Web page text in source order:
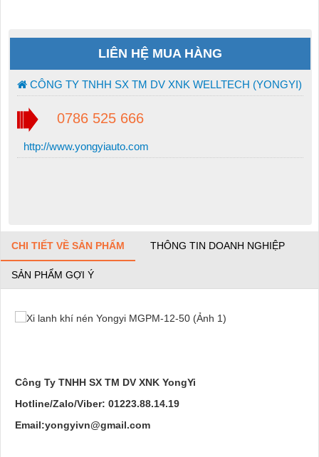
LIÊN HỆ MUA HÀNG
CÔNG TY TNHH SX TM DV XNK WELLTECH (YONGYI)
0786 525 666
http://www.yongyiauto.com
CHI TIẾT VỀ SẢN PHẨM THÔNG TIN DOANH NGHIỆP
SẢN PHẨM GỢI Ý
Công Ty TNHH SX TM DV XNK YongYi
Hotline/Zalo/Viber: 01223.88.14.19
Email:yongyivn@gmail.com